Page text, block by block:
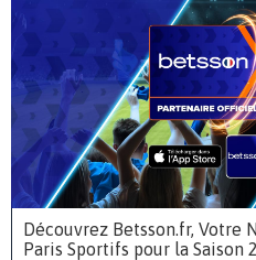
Découvrez Betsson.fr, Votre
Paris Sportifs pour la Saison